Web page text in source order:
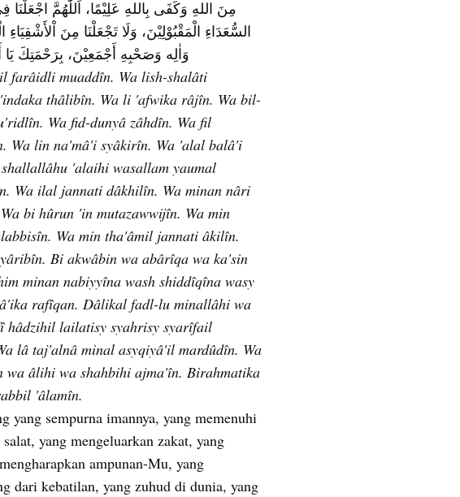
وَاٰلِه وَصَحْبِهِ أَجْمَعِيْنَ، بِرَحْمَتِكَ يَا
farâidli muaddîn. Wa lish-shalâti
thâlibîn. Wa li 'afwika râjîn. Wa bil-
Wa fid-dunyâ zâhdîn. Wa fil
Wa lin na'mâ'i syâkirîn. Wa 'alal balâ'i
'alaihi wasallam yaumal
Wa ilal jannati dâkhilîn. Wa minan nâri
bi hûrun 'in mutazawwijîn. Wa min
Wa min tha'âmil jannati âkilîn.
Bi akwâbin wa abârîqa wa ka'sin
minan nabiyyîna wash shiddîqîna wasy
rafîqan. Dâlikal fadl-lu minallâhi wa
lailatisy syahrisy syarîfail
lâ taj'alnâ minal asyqiyâ'il mardûdîn. Wa
wa âlihi wa shahbihi ajma'în. Birahmatika
'âlamîn.
sempurna imannya, yang memenuhi
yang mengeluarkan zakat, yang
ampunan-Mu, yang
dari kebatilan, yang zuhud di dunia, yang